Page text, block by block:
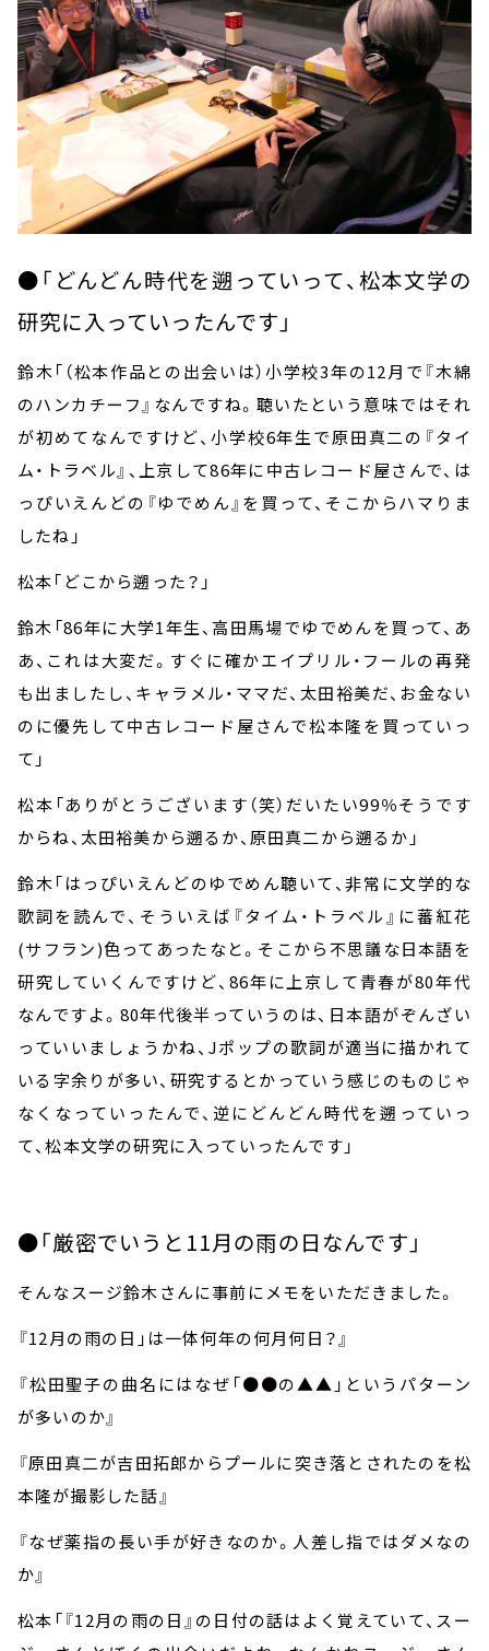
●「どんどん時代を遡っていって、松本文学の
研究に入っていったんです」
鈴木「（松本作品との出会いは）小学校3年の12月で『木綿
のハンカチーフ』なんですね。聴いたという意味ではそれ
が初めてなんですけど、小学校6年生で原田真二の『タイ
ム・トラベル』、上京して86年に中古レコード屋さんで、は
っぴいえんどの『ゆでめん』を買って、そこからハマりま
したね」
松本「どこから遡った？」
鈴木「86年に大学1年生、高田馬場でゆでめんを買って、あ
あ、これは大変だ。すぐに確かエイプリル・フールの再発
も出ましたし、キャラメル・ママだ、太田裕美だ、お金ない
のに優先して中古レコード屋さんで松本隆を買っていっ
て」
松本「ありがとうございます（笑）だいたい99％そうです
からね、太田裕美から遡るか、原田真二から遡るか」
鈴木「はっぴいえんどのゆでめん聴いて、非常に文学的な
歌詞を読んで、そういえば『タイム・トラベル』に蕃紅花
(サフラン)色ってあったなと。そこから不思議な日本語を
研究していくんですけど、 86年に上京して青春が80年代
なんですよ。 80年代後半っていうのは、日本語がぞんざい
っていいましょうかね、 Jポップの歌詞が適当に描かれて
いる字余りが多い、研究するとかっていう感じのものじゃ
なくなっていったんで、逆にどんどん時代を遡っていっ
て、松本文学の研究に入っていったんです」
●「厳密でいうと 11月の雨の日なんです」
そんなスージ鈴木さんに事前にメモをいただきました。
『12月の雨の日」は一体何年の何月何日？』
『松田聖子の曲名にはなぜ「●●の▲▲」というパターン
が多いのか』
『原田真二が吉田拓郎からプールに突き落とされたのを松
本隆が撮影した話』
『なぜ薬指の長い手が好きなのか。人差し指ではダメなの
か』
松本「『12月の雨の日』の日付の話はよく覚えていて、スー